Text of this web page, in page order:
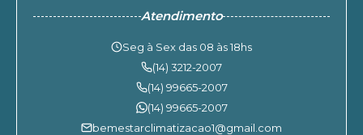
Atendimento
Seg à Sex das 08 às 18hs
(14) 3212-2007
(14) 99665-2007
(14) 99665-2007
bemestarclimatizacao1@gmail.com